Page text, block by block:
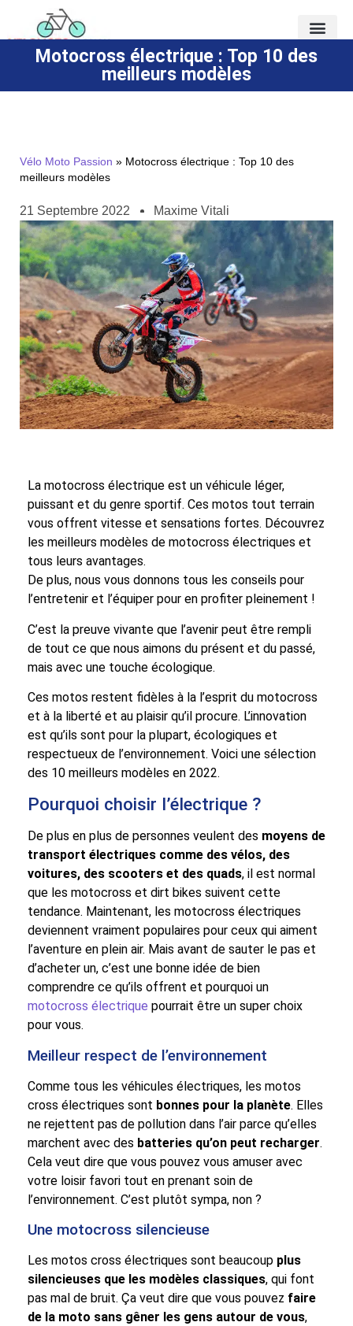
Motocross électrique : Top 10 des
meilleurs modèles
Vélo Moto Passion » Motocross électrique : Top 10 des
meilleurs modèles
21 Septembre 2022 Maxime Vitali
La motocross électrique est un véhicule léger,
puissant et du genre sportif. Ces motos tout terrain
vous offrent vitesse et sensations fortes. Découvrez
les meilleurs modèles de motocross électriques et
tous leurs avantages.
De plus, nous vous donnons tous les conseils pour
l’entretenir et l’équiper pour en profiter pleinement !
C’est la preuve vivante que l’avenir peut être rempli
de tout ce que nous aimons du présent et du passé,
mais avec une touche écologique.
Ces motos restent fidèles à la l’esprit du motocross
et à la liberté et au plaisir qu’il procure. L’innovation
est qu’ils sont pour la plupart, écologiques et
respectueux de l’environnement. Voici une sélection
des 10 meilleurs modèles en 2022.
Pourquoi choisir l’électrique ?
De plus en plus de personnes veulent des moyens de
transport électriques comme des vélos, des
voitures, des scooters et des quads, il est normal
que les motocross et dirt bikes suivent cette
tendance. Maintenant, les motocross électriques
deviennent vraiment populaires pour ceux qui aiment
l’aventure en plein air. Mais avant de sauter le pas et
d’acheter un, c’est une bonne idée de bien
comprendre ce qu’ils offrent et pourquoi un
motocross électrique pourrait être un super choix
pour vous.
Meilleur respect de l’environnement
Comme tous les véhicules électriques, les motos
cross électriques sont bonnes pour la planète. Elles
ne rejettent pas de pollution dans l’air parce qu’elles
marchent avec des batteries qu’on peut recharger.
Cela veut dire que vous pouvez vous amuser avec
votre loisir favori tout en prenant soin de
l’environnement. C’est plutôt sympa, non ?
Une motocross silencieuse
Les motos cross électriques sont beaucoup plus
silencieuses que les modèles classiques, qui font
pas mal de bruit. Ça veut dire que vous pouvez faire
de la moto sans gêner les gens autour de vous,